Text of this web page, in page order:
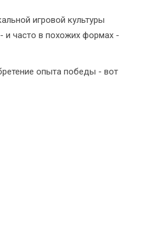
игровой культуры
и часто в похожих формах -
опыта победы - вот